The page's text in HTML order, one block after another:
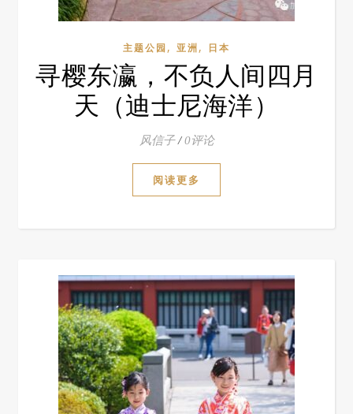
主题公园, 亚洲, 日本
寻樱东瀛，不负人间四月
天（迪士尼海洋）
风信子 / 0评论
阅读更多